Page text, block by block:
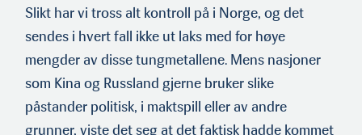
Slikt har vi tross alt kontroll på i Norge, og det
sendes i hvert fall ikke ut laks med for høye
mengder av disse tungmetallene. Mens nasjoner
som Kina og Russland gjerne bruker slike
påstander politisk, i maktspill eller av andre
grunner, viste det seg at det faktisk hadde kommet